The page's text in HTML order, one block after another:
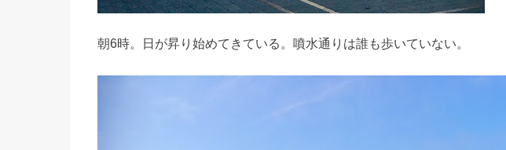
朝6時。日が昇り始めてきている。噴水通りは誰も歩いていない。